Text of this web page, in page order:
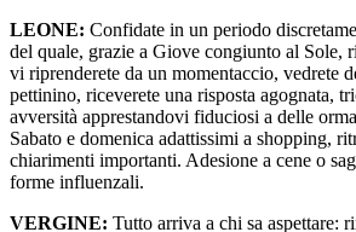
LEONE: Confidate in un periodo
del quale, grazie a Giove congiunto al Sole,
vi riprenderete da un momentaccio, vedrete
pettinino, riceverete una risposta agognata,
avversità apprestandovi fiduciosi a delle
Sabato e domenica adattissimi a shopping,
chiarimenti importanti. Adesione a cene o
forme influenzali.
VERGINE: Tutto arriva a chi sa aspettare: